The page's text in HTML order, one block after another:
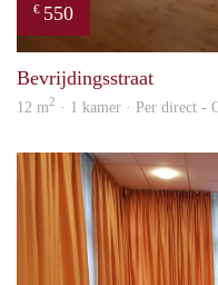
€ 550
Bevrijdingsstraat
12 m2 · 1 kamer · Per direct -